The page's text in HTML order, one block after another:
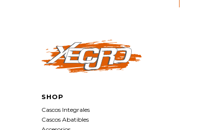
SHOP
Cascos Integrales
Cascos Abatibles